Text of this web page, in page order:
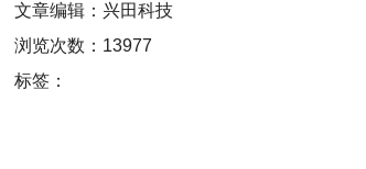
文章编辑：兴田科技
浏览次数：13977
标签：